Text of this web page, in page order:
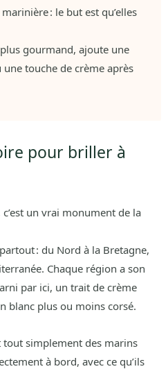
: le but est qu’elles
gourmand, ajoute une
touche de crème après
pour briller à
un vrai monument de la
: du Nord à la Bretagne,
Chaque région a son
par ici, un trait de crème
blanc plus ou moins corsé.
tout simplement des marins
à bord, avec ce qu’ils